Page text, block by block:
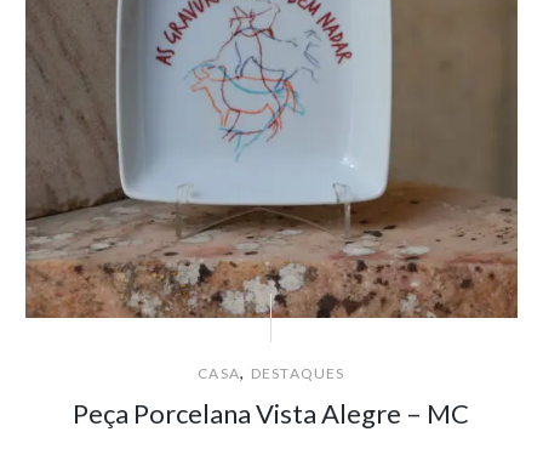
CASA, DESTAQUES
Peça Porcelana Vista Alegre – MC